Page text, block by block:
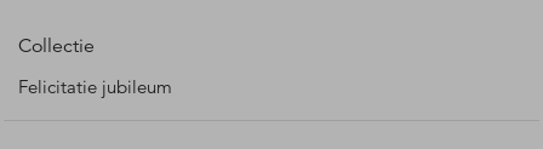
Collectie
Felicitatie jubileum